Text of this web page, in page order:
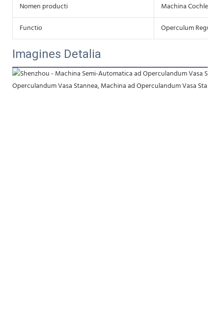
Nomen producti
Machina
Functio
Operculum
Imagines Detalia